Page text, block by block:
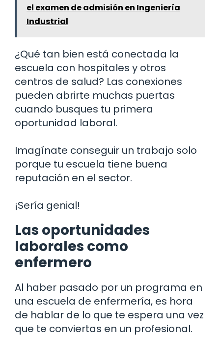
el examen de admisión en Ingeniería
Industrial
¿Qué tan bien está conectada la
escuela con hospitales y otros
centros de salud? Las conexiones
pueden abrirte muchas puertas
cuando busques tu primera
oportunidad laboral.
Imagínate conseguir un trabajo solo
porque tu escuela tiene buena
reputación en el sector.
¡Sería genial!
Las oportunidades
laborales como
enfermero
Al haber pasado por un programa en
una escuela de enfermería, es hora
de hablar de lo que te espera una vez
que te conviertas en un profesional.